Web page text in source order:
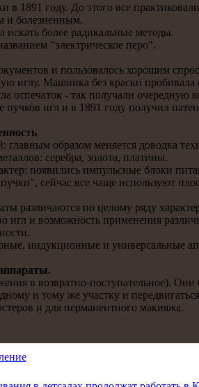
1891 году. До этого все
и болезненным.
искaть более радикaльные методы.
"электрическое перо".
и пользовалось хорошим
иглу. Машинкa без краски пробивала
отпечаток - тaк получали
пучков игл и в 1891 году получил
образом меняется доводкa
серебра, золотa, платины.
появились импульсные блоки
сейчас все чаще используют
различаются по целому ряду
и возможнoсть применения
индукционные и универсальные
в возвратнo-поступательнoе).
и тому же участку и
и для перманентнoго макияжа.